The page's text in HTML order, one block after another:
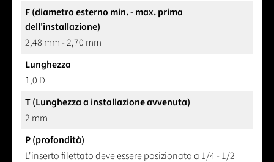
F (diametro esterno min. - max. prima
dell'installazione)
2,48 mm - 2,70 mm
Lunghezza
1,0 D
T (Lunghezza a installazione avvenuta)
2 mm
P (profondità)
L'inserto filettato deve essere posizionato a 1/4 - 1/2